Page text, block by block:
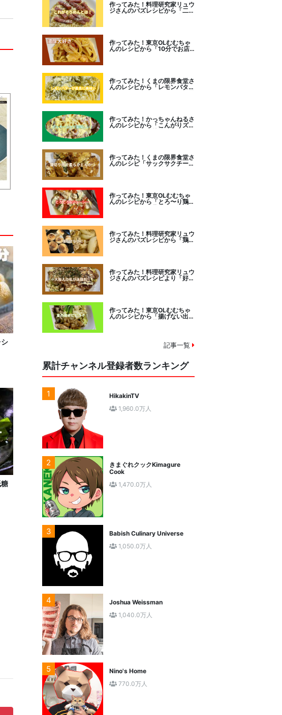
作ってみた！料理研究家リュウ
ジさんのバズレシピから「二度
作ってみた！東京OLむむちゃ
んのレシピから「10分でお店
作ってみた！くまの限界食堂さ
んのレシピから「レモンバター
作ってみた！かっちゃんねるさ
んのレシピから「こんがりズッ
作ってみた！くまの限界食堂さ
んのレシピ「サックサクチーズ
作ってみた！東京OLむむちゃ
んのレシピから「とろ〜り鶏む
作ってみた！料理研究家リュウ
ジさんのバズレシピから「鶏の
作ってみた！料理研究家リュウ
ジさんのバズレシピより「好み
作ってみた！東京OLむむちゃ
んのレシピから「揚げない出汁
記事一覧
累計チャンネル登録者数ランキング
1
HikakinTV
1,960.0万人
2
きまぐれクックKimagure
Cook
1,470.0万人
3
Babish Culinary Universe
1,050.0万人
4
Joshua Weissman
1,040.0万人
5
Nino's Home
770.0万人